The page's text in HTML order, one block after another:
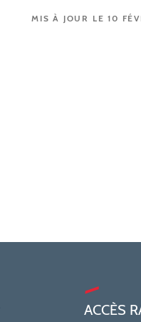
MIS À JOUR LE 10
ACCÈS